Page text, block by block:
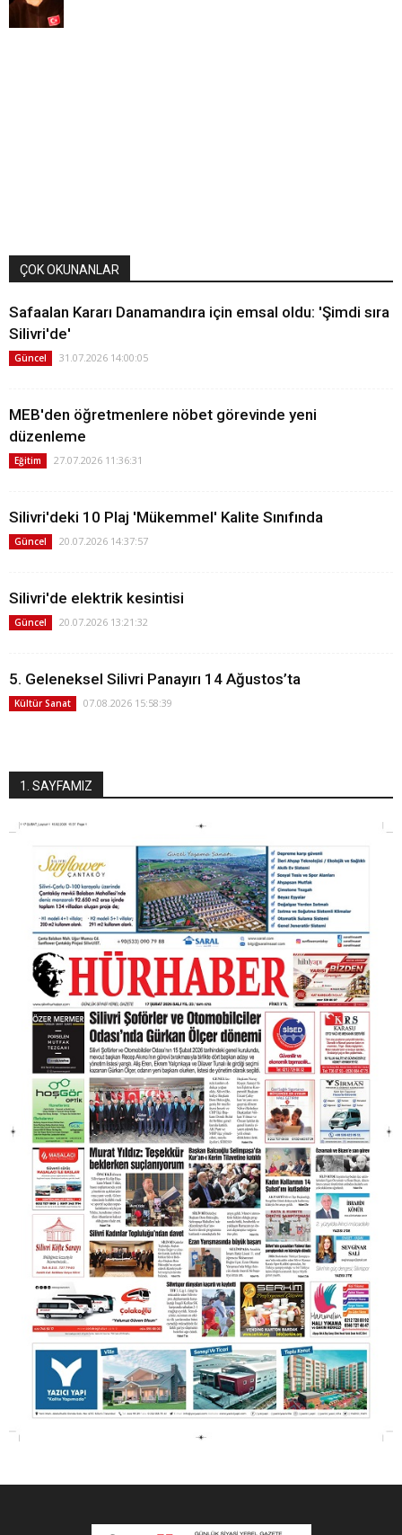
ÇOK OKUNANLAR
Safaalan Kararı Danamandıra için emsal oldu: 'Şimdi sıra
Silivri'de'
Güncel 31.07.2026 14:00:05
MEB'den öğretmenlere nöbet görevinde yeni
düzenleme
Eğitim 27.07.2026 11:36:31
Silivri'deki 10 Plaj 'Mükemmel' Kalite Sınıfında
Güncel 20.07.2026 14:37:57
Silivri'de elektrik kesintisi
Güncel 20.07.2026 13:21:32
5. Geleneksel Silivri Panayırı 14 Ağustos’ta
Kültür Sanat 07.08.2026 15:58:39
1. SAYFAMIZ